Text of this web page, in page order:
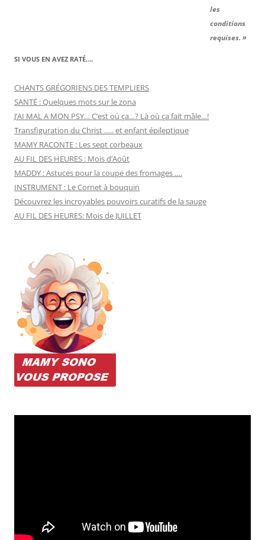
les
conditions
requises. »
SI VOUS EN AVEZ RATÉ….
CHANTS GRÉGORIENS DES TEMPLIERS
SANTÉ : Quelques mots sur le zona
J’AI MAL A MON PSY… C’est où ça…? Là où ça fait mâle…!
Transfiguration du Christ ….. et enfant épileptique
MAMY RACONTE : Les sept corbeaux
AU FIL DES HEURES : Mois d’Août
MADDY : Astuces pour la coupe des fromages ….
INSTRUMENT : Le Cornet à bouquin
Découvrez les incroyables pouvoirs curatifs de la sauge
AU FIL DES HEURES: Mois de JUILLET